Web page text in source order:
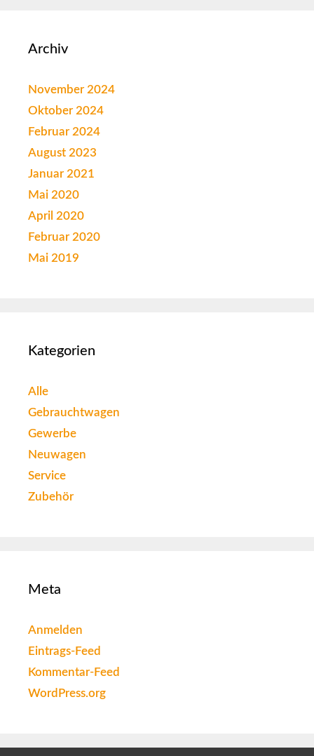
Archiv
November 2024
Oktober 2024
Februar 2024
August 2023
Januar 2021
Mai 2020
April 2020
Februar 2020
Mai 2019
Kategorien
Alle
Gebrauchtwagen
Gewerbe
Neuwagen
Service
Zubehör
Meta
Anmelden
Eintrags-Feed
Kommentar-Feed
WordPress.org